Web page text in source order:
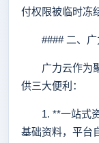
付权限被临时冻
#### 二、广
广力云作为聚
供三大便利：
1. **一站式资
基础资料，平台